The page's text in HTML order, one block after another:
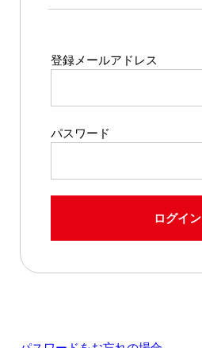
登録メールアドレス
パスワード
ログイン